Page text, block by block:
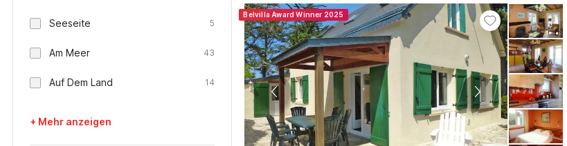
Seeseite 5
Am Meer 43
Auf Dem Land 14
+ Mehr anzeigen
Belvilla Award Winner 2025